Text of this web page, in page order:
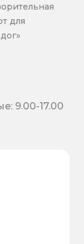
для
9.00-17.00